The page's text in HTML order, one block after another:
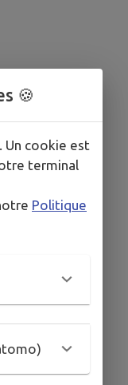
🍪
Un cookie est
terminal
Politique